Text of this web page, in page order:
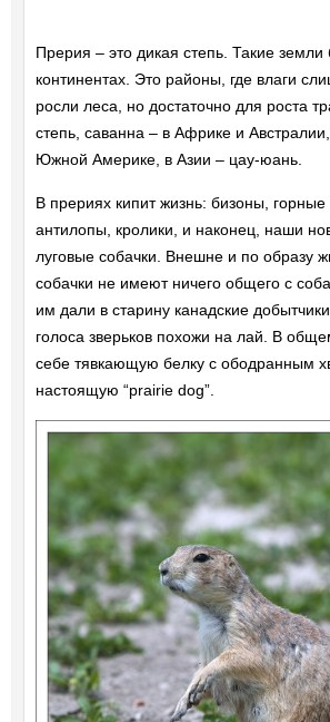
Прерия – это дикая степь. Такие
континентах. Это районы, где влаги
росли леса, но достаточно для роста
степь, саванна – в Африке и
Южной Америке, в Азии – цау-юань.
В прериях кипит жизнь: бизоны, горные
антилопы, кролики, и наконец, наши
луговые собачки. Внешне и по образу
собачки не имеют ничего общего с
им дали в старину канадские
голоса зверьков похожи на лай. В
себе тявкающую белку с ободранным
настоящую “prairie dog”.